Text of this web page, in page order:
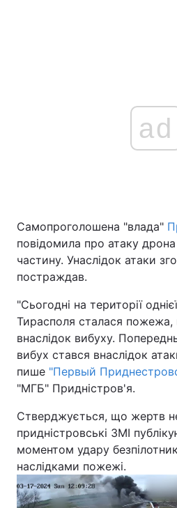
ad
Самопроголошена "влада"
повідомила про атаку
частину. Унаслідок атаки
постраждав.
"Сьогодні на території
Тирасполя сталася
внаслідок вибуху.
вибух стався внаслідок
пише "Первый
"МГБ" Придністров'я.
Стверджується, що жертв
придністровські ЗМІ
моментом удару
наслідками пожежі.